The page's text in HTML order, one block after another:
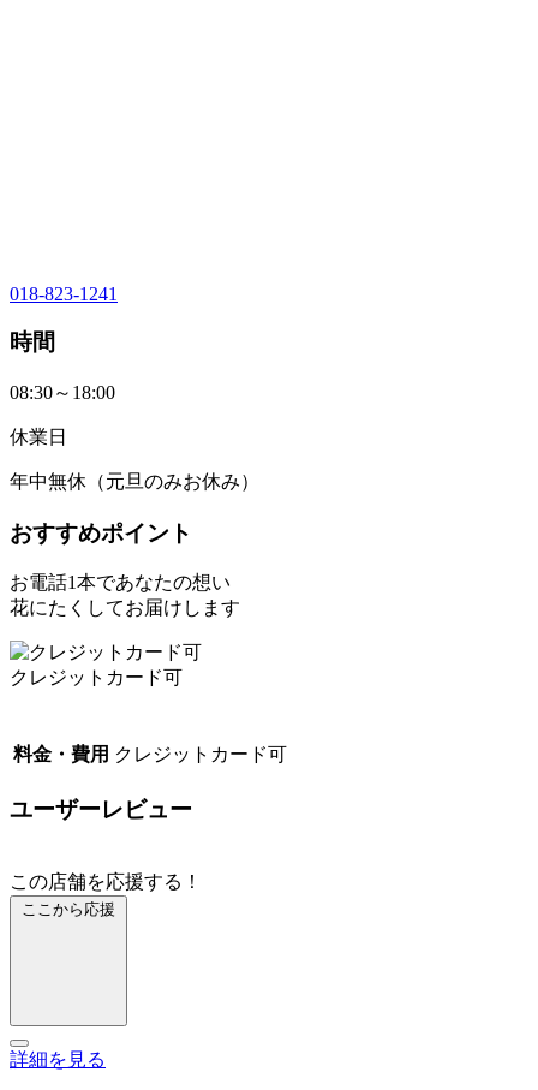
018-823-1241
時間
08:30～18:00
休業日
年中無休（元旦のみお休み）
おすすめポイント
お電話1本であなたの想い
花にたくしてお届けします
クレジットカード可
料金・費用 クレジットカード可
ユーザーレビュー
この店舗を応援する！
ここから応援
詳細を見る